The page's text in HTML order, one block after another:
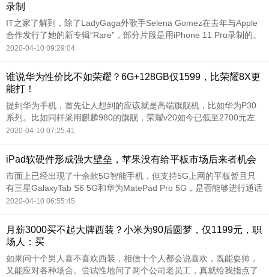
录制
IT之家了解到，除了LadyGaga外歌手Selena Gomez在去年与Apple
合作发行了她的新专辑“Rare”，部分片段是用iPhone 11 Pro录制的。
2020-04-10 09:29:04
谁说华为性价比不如荣耀？6G+128GB仅1599，比荣耀8X更
能打！
提到华为手机，首先让人想到的应该就是高端旗舰机，比如华为P30
系列。比如同样采用麒麟980的旗舰，荣耀v20如今已低至2700元左
右，这也是华为高端旗舰机不能触及到的价位。
2020-04-10 07:25:41
iPad软硬件形成强大壁垒，苹果没有给平板市场后来者机会
市面上已经出现了十余款5G智能手机，但支持5G上网的平板暂且只
有三星GalaxyTab S6 5G和华为MatePad Pro 5G，是否能够进行通话
也尚不明确。
2020-04-10 06:55:45
月薪3000买不起大牌西装？小米为90后圆梦，仅1199元，职
场人：买
如果问十个男人喜不喜欢西装，相信十个人都会说喜欢，既能耍帅，
又能应对各种场合。尝试性地问了两个公司老员工，真就给我指点了